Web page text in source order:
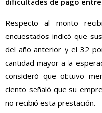
dificultades de pago
Respecto al monto
encuestados indicó que
del año anterior y el 32
cantidad mayor a la
consideró que obtuvo
ciento señaló que su
no recibió esta prestación.